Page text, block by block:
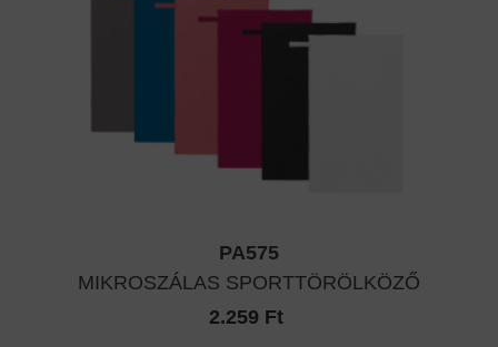
PA575
MIKROSZÁLAS SPORTTÖRÖLKÖZŐ
2.259 Ft